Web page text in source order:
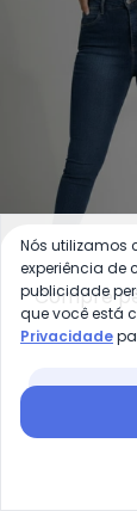
Calça Jeans
R$ 152,99R$
ou R$
Compre
Nós utilizamos
experiência de
publicidade
que você está
Privacidade